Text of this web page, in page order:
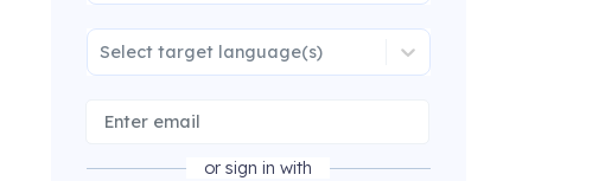
Select target language(s)
or sign in with